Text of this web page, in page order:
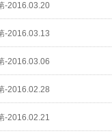
-2016.03.20
-2016.03.13
-2016.03.06
-2016.02.28
-2016.02.21